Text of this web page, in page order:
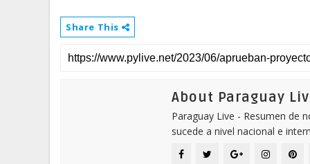
Share This
About Paraguay
Paraguay Live - Resumen de
sucede a nivel nacional e